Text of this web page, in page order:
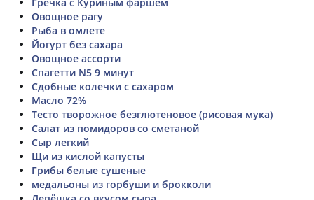
Овощное рагу
Рыба в омлете
Йогурт без сахара
Овощное ассорти
Спагетти N5 9 минут
Сдобные колечки с сахаром
Масло 72%
Тесто творожное безглютеновое (рисовая мука)
Салат из помидоров со сметаной
Сыр легкий
Щи из кислой капусты
Грибы белые сушеные
медальоны из горбуши и брокколи